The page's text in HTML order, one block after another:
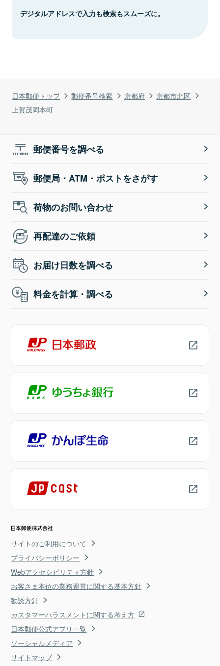
日本郵便トップ 郵便番号検索 京都府
京都市北区
上賀茂岡本町
デジタルアドレスで入力も検索もスムーズに。
郵便番号を調べる
郵便局・ATM・ポストをさがす
荷物のお問い合わせ
再配達のご依頼
お届け日数を調べる
料金を計算・調べる
サイトのご利用について
プライバシーポリシー
Webアクセシビリティ方針
お客さま本位の業務運営に関する基本方針
勧誘方針
カスタマーハラスメントに関する考え方
日本郵便公式アプリ一覧
ソーシャルメディア
サイトマップ